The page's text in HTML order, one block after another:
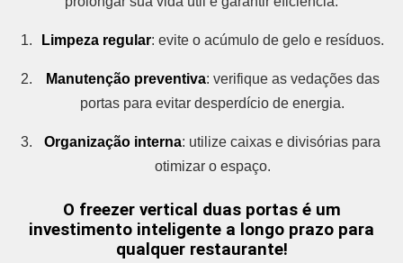
Limpeza regular: evite o acúmulo de gelo e resíduos.
Manutenção preventiva: verifique as vedações das
portas para evitar desperdício de energia.
Organização interna: utilize caixas e divisórias para
otimizar o espaço.
O freezer vertical duas portas é um
investimento inteligente a longo prazo para
qualquer restaurante!